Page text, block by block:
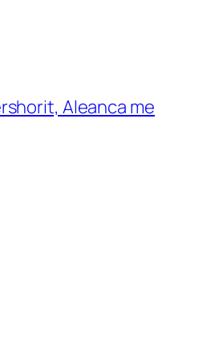
Aleanca me